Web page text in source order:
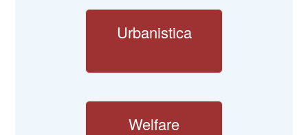
Urbanistica
Welfare